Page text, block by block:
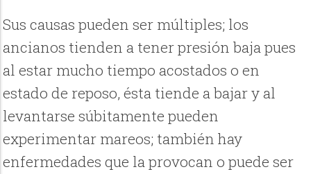
Sus causas pueden ser múltiples; los
ancianos tienden a tener presión baja pues
al estar mucho tiempo acostados o en
estado de reposo, ésta tiende a bajar y al
levantarse súbitamente pueden
experimentar mareos; también hay
enfermedades que la provocan o puede ser